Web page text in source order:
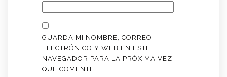
GUARDA MI NOMBRE, CORREO
ELECTRÓNICO Y WEB EN ESTE
NAVEGADOR PARA LA PRÓXIMA VEZ
QUE COMENTE.